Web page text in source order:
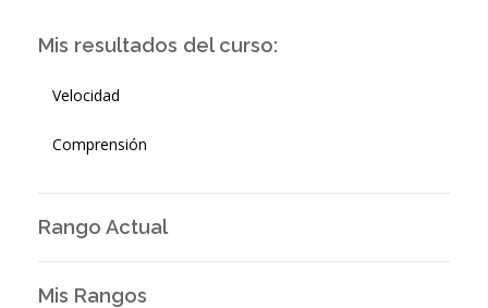
Mis resultados del curso:
Velocidad
Comprensión
Rango Actual
Mis Rangos